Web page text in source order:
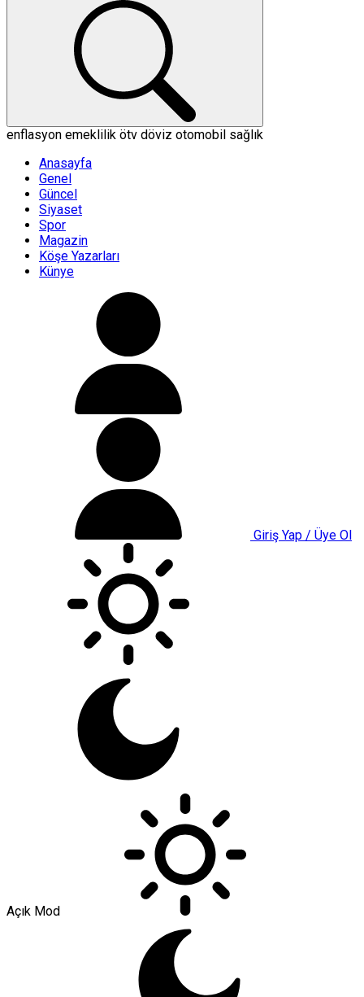
enflasyon emeklilik ötv döviz otomobil sağlık
Anasayfa
Genel
Güncel
Siyaset
Spor
Magazin
Köşe Yazarları
Künye
Giriş Yap / Üye Ol
Açık Mod